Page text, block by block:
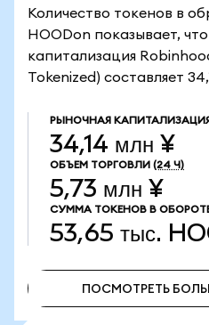
Количество токенов в
HOODon показывает,
капитализация
Tokenized) составляет
РЫНОЧНАЯ
34,14 млн ¥
ОБЪЕМ ТОРГОВЛИ (24 Ч)
5,73 млн ¥
СУММА ТОКЕНОВ В
53,65 тыс.
ПОСМОТРЕТЬ